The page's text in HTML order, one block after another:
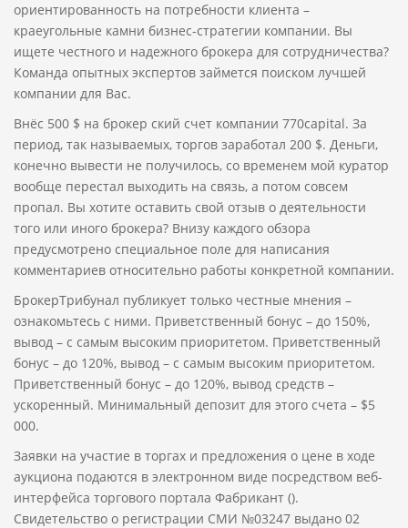
ориентированность на потребности клиента –
краеугольные камни бизнес-стратегии компании. Вы
ищете честного и надежного брокера для сотрудничества?
Команда опытных экспертов займется поиском лучшей
компании для Вас.
Внёс 500 $ на брокер ский счет компании 770capital. За
период, так называемых, торгов заработал 200 $. Деньги,
конечно вывести не получилось, со временем мой куратор
вообще перестал выходить на связь, а потом совсем
пропал. Вы хотите оставить свой отзыв о деятельности
того или иного брокера? Внизу каждого обзора
предусмотрено специальное поле для написания
комментариев относительно работы конкретной компании.
БрокерТрибунал публикует только честные мнения –
ознакомьтесь с ними. Приветственный бонус – до 150%,
вывод – с самым высоким приоритетом. Приветственный
бонус – до 120%, вывод – с самым высоким приоритетом.
Приветственный бонус – до 120%, вывод средств –
ускоренный. Минимальный депозит для этого счета – $5
000.
Заявки на участие в торгах и предложения о цене в ходе
аукциона подаются в электронном виде посредством веб-
интерфейса торгового портала Фабрикант ().
Свидетельство о регистрации СМИ №03247 выдано 02